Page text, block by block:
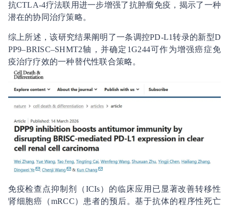
抗CTLA-4疗法联用进一步增强了抗肿瘤免疫，揭示了一种
潜在的协同治疗策略。
综上所述，该研究结果阐明了一条调控PD-L1转录的新型D
PP9–BRISC–SHMT2轴，并确定1G244可作为增强癌症免
疫治疗疗效的一种替代性联合策略。
免疫检查点抑制剂（ICIs）的临床应用已显著改善转移性
肾细胞癌（mRCC）患者的预后。基于抗体的程序性死亡